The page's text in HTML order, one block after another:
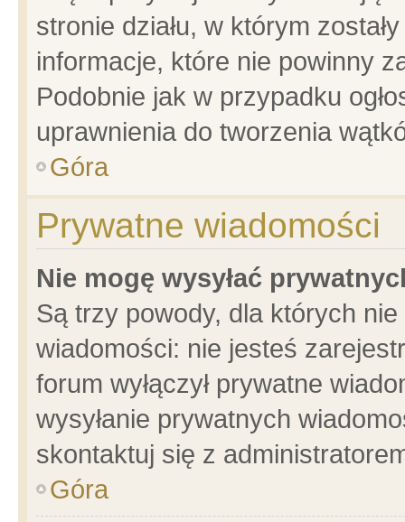
stronie działu, w którym
informacje, które nie powinny
Podobnie jak w przypadku
uprawnienia do tworzenia
Góra
Prywatne wiadomości
Nie mogę wysyłać
Są trzy powody, dla których
wiadomości: nie jesteś
forum wyłączył prywatne
wysyłanie prywatnych
skontaktuj się z
Góra